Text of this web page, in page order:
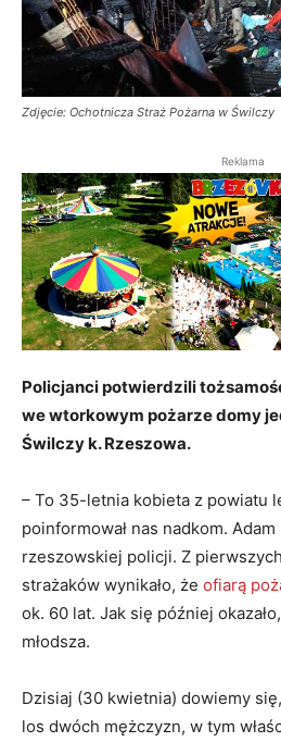
Zdjęcie: Ochotnicza Straż Pożarna w Świlczy
Reklama
Policjanci potwierdzili
we wtorkowym pożarze domy
Świlczy k. Rzeszowa.
– To 35-letnia kobieta z powiatu
poinformował nas nadkom.
rzeszowskiej policji. Z
strażaków wynikało, że ofiarą
ok. 60 lat. Jak się później
młodsza.
Dzisiaj (30 kwietnia) dowiemy
los dwóch mężczyzn, w tym